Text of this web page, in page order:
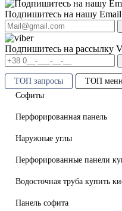
Подпишитесь на нашу Email
Подпишитесь на рассылку
ТОП запросы ТОП
Софиты
Перфорированная панель
Наружные углы
Перфорированные панели
Водосточная труба купить
Панель софита